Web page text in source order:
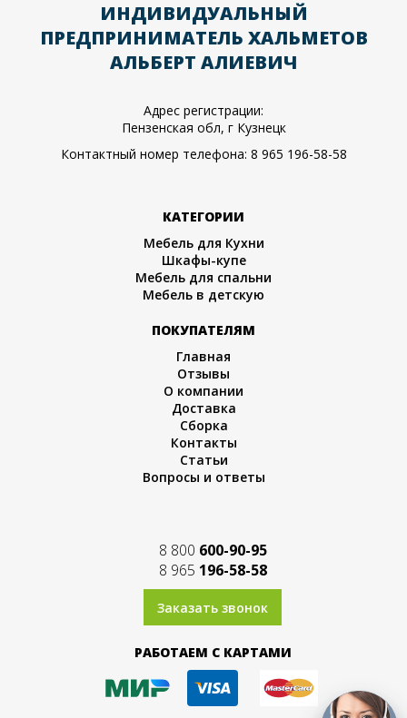
ИНДИВИДУАЛЬНЫЙ
ПРЕДПРИНИМАТЕЛЬ ХАЛЬМЕТОВ
АЛЬБЕРТ АЛИЕВИЧ
Адрес регистрации:
Пензенская обл, г Кузнецк
Контактный номер телефона: 8 965 196-58-58
КАТЕГОРИИ
Мебель для Кухни
Шкафы-купе
Мебель для спальни
Мебель в детскую
ПОКУПАТЕЛЯМ
Главная
Отзывы
О компании
Доставка
Сборка
Контакты
Статьи
Вопросы и ответы
8 800 600-90-95
8 965 196-58-58
Заказать звонок
РАБОТАЕМ С КАРТАМИ